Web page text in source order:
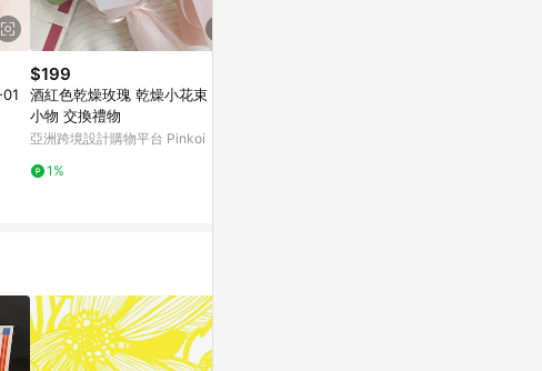
$199
酒紅色乾燥玫瑰 乾燥小花束 婚禮
小物 交換禮物
亞洲跨境設計購物平台 Pinkoi
1%